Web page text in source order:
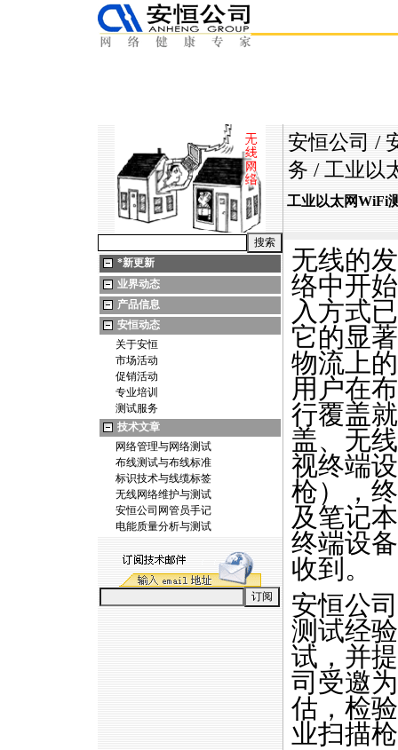
*新更新
业界动态
产品信息
安恒动态
关于安恒
市场活动
促销活动
专业培训
测试服务
技术文章
网络管理与网络测试
布线测试与布线标准
标识技术与线缆标签
无线网络维护与测试
安恒公司网管员手记
电能质量分析与测试
安恒公司 /
务 / 工业以
工业以太网WiFi
无线的
络中开
入方式
它的显
物流上
用户在
行覆盖
盖、无
视终端
枪），
及笔记
终端设
收到。
安恒公
测试经
试，并
司受邀
估，检
业扫描